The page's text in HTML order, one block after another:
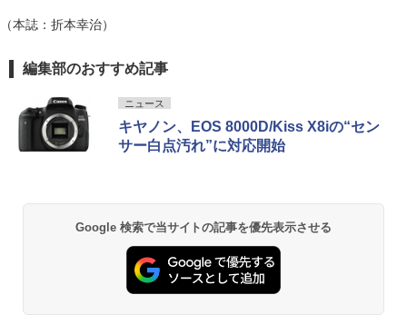
（本誌：折本幸治）
編集部のおすすめ記事
ニュース
キヤノン、EOS 8000D/Kiss X8iの“セン
サー白点汚れ”に対応開始
Google 検索で当サイトの記事を優先表示させる